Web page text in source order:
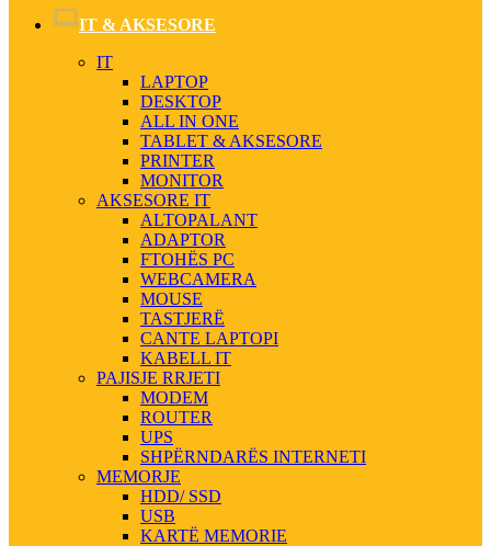
IT & AKSESORE
IT
LAPTOP
DESKTOP
ALL IN ONE
TABLET & AKSESORE
PRINTER
MONITOR
AKSESORE IT
ALTOPALANT
ADAPTOR
FTOHËS PC
WEBCAMERA
MOUSE
TASTJERË
CANTE LAPTOPI
KABELL IT
PAJISJE RRJETI
MODEM
ROUTER
UPS
SHPËRNDARËS INTERNETI
MEMORJE
HDD/ SSD
USB
KARTË MEMORIE